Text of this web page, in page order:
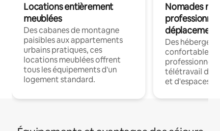
Locations entièrement
meublées
Des cabanes de montagne
paisibles aux appartements
urbains pratiques, ces
locations meublées offrent
tous les équipements d'un
logement standard.
Nomades
déplacement
Des
confortables
professionnels
télétravail
et d'espaces